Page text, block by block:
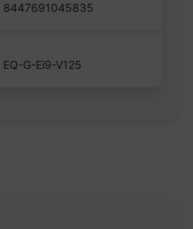
8447691045835
EQ-G-Ei9-V125